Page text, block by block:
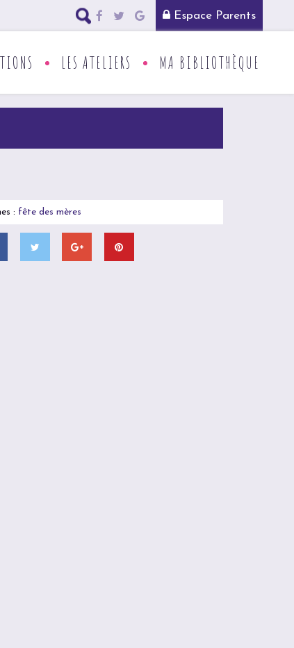
Espace Parents
LES ATELIERS MA BIBLIOTHÈQUE
: fête des mères